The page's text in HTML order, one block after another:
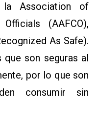
Association of
(AAFCO),
As Safe).
son seguras al
por lo que son
consumir sin